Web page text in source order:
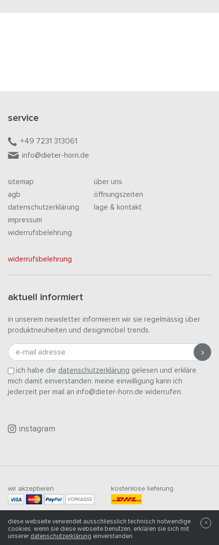
service
+49 7231 313061
info@dieter-horn.de
sitemap
agb
datenschutzerklärung
impressum
widerrufsbelehrung
über uns
öffnungszeiten
lage & kontakt
widerrufsbelehrung
aktuell informiert
in unserem newsletter informieren wir sie regelmässig über
produktneuheiten und designmöbel trends.
e-mail adresse
ich habe die datenschutzerklärung gelesen und erkläre
mich damit einverstanden. meine einwilligung kann ich
jederzeit per mail an info@dieter-horn.de widerrufen.
instagram
wir akzeptieren
VORKASSE
kostenlose lieferung
500CHF
diese webseite verwendet ausschliesslich technisch notwendige
cookies. wenn sie diese webseite benutzen, erklären sie sich mit
unserer datenschutzerklärung einverstanden.
×